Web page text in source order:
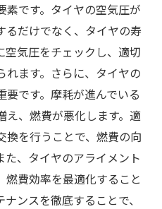
素です。タイヤの空気圧が
るだけでなく、タイヤの寿
気圧をチェックし、適切
れます。さらに、タイヤの
です。摩耗が進んでいる
え、燃費が悪化します。適
換を行うことで、燃費の向
、タイヤのアライメント
費効率を最適化すること
ンスを徹底することで、